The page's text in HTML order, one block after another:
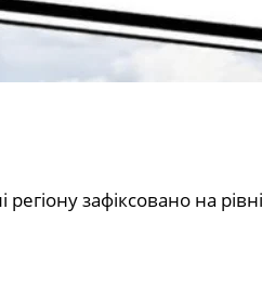
регіону зафіксовано на рівні